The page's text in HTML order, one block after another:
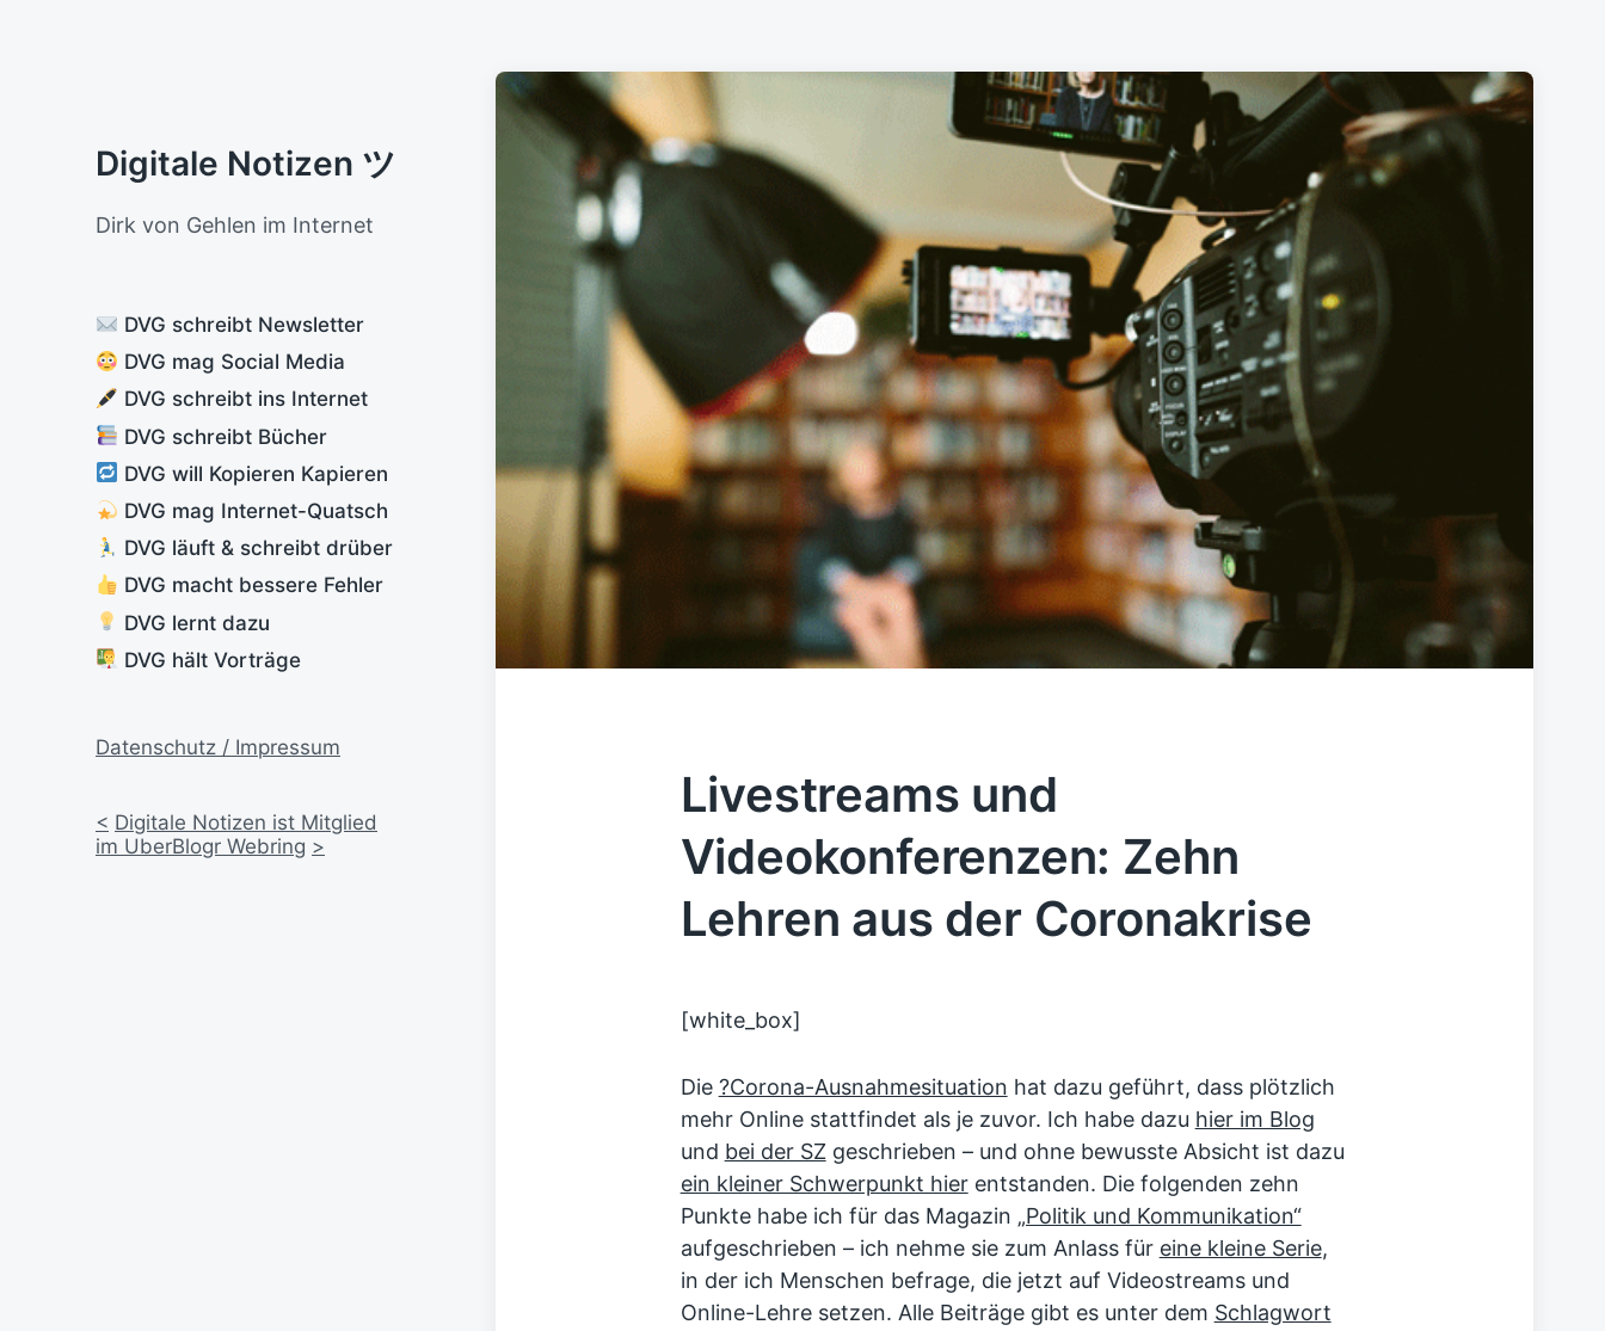
Digitale Notizen ツ
Dirk von Gehlen im Internet
DVG schreibt Newsletter
DVG mag Social Media
DVG schreibt ins Internet
DVG schreibt Bücher
DVG will Kopieren Kapieren
DVG mag Internet-Quatsch
DVG läuft & schreibt drüber
DVG macht bessere Fehler
DVG lernt dazu
DVG hält Vorträge
Datenschutz / Impressum
< Digitale Notizen ist Mitglied
im UberBlogr Webring >
Livestreams und
Videokonferenzen: Zehn
Lehren aus der Coronakrise
[white_box]
Die ?Corona-Ausnahmesituation hat dazu geführt, dass plötzlich
mehr Online stattfindet als je zuvor. Ich habe dazu hier im Blog
und bei der SZ geschrieben – und ohne bewusste Absicht ist dazu
ein kleiner Schwerpunkt hierentstanden. Die folgenden zehn
Punkte habe ich für das Magazin „Politik und Kommunikation“
aufgeschrieben – ich nehme sie zum Anlass für eine kleine Serie,
in der ich Menschen befrage, die jetzt auf Videostreams und
Online-Lehre setzen. Alle Beiträge gibt es unter dem Schlagwort